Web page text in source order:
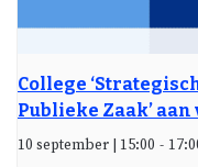
College
Publieke Zaak’
10 september | 15:00 -